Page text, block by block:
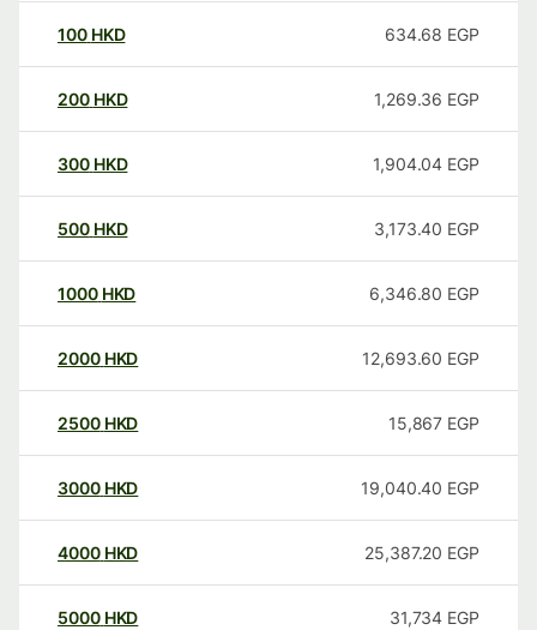
100 HKD 634.68 EGP
200 HKD 1,269.36 EGP
300 HKD 1,904.04 EGP
500 HKD 3,173.40 EGP
1000 HKD 6,346.80 EGP
2000 HKD 12,693.60 EGP
2500 HKD 15,867 EGP
3000 HKD 19,040.40 EGP
4000 HKD 25,387.20 EGP
5000 HKD 31,734 EGP